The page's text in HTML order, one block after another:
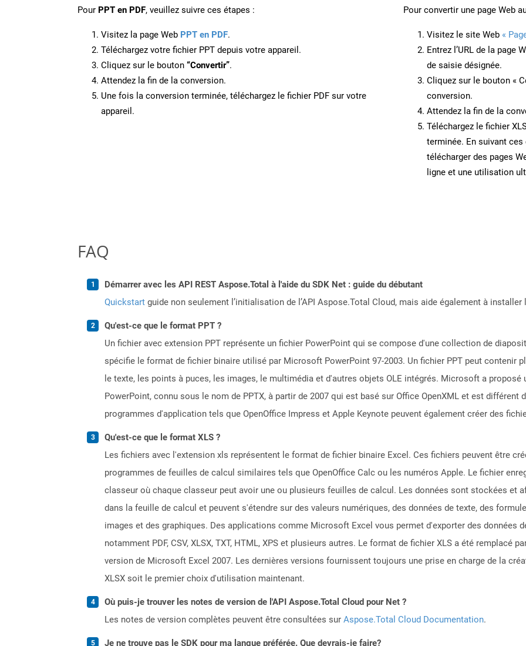
Pour PPT en PDF, veuillez suivre ces étapes :
Visitez la page Web PPT en PDF.
Téléchargez votre fichier PPT depuis votre appareil.
Cliquez sur le bouton “Convertir”.
Attendez la fin de la conversion.
Une fois la conversion terminée, téléchargez le fichier PDF sur votre
appareil.
Pour convertir une page Web
Visitez le site Web «
Entrez l’URL de la page
de saisie désignée.
Cliquez sur le bouton «
conversion.
Attendez la fin de la
Téléchargez le fichier
terminée. En suivant
télécharger des pages
ligne et une utilisation
FAQ
Démarrer avec les API REST Aspose.Total à l'aide du SDK Net : guide du débutant
Quickstart guide non seulement l’initialisation de l’API Aspose.Total Cloud, mais aide également à
Qu'est-ce que le format PPT ?
Un fichier avec extension PPT représente un fichier PowerPoint qui se compose d'une collection de
spécifie le format de fichier binaire utilisé par Microsoft PowerPoint 97-2003. Un fichier PPT peut contenir
le texte, les points à puces, les images, le multimédia et d'autres objets OLE intégrés. Microsoft a
PowerPoint, connu sous le nom de PPTX, à partir de 2007 qui est basé sur Office OpenXML et est
programmes d'application tels que OpenOffice Impress et Apple Keynote peuvent également créer des
Qu'est-ce que le format XLS ?
Les fichiers avec l'extension xls représentent le format de fichier binaire Excel. Ces fichiers peuvent être
programmes de feuilles de calcul similaires tels que OpenOffice Calc ou les numéros Apple. Le fichier
classeur où chaque classeur peut avoir une ou plusieurs feuilles de calcul. Les données sont stockées et
dans la feuille de calcul et peuvent s'étendre sur des valeurs numériques, des données de texte, des
images et des graphiques. Des applications comme Microsoft Excel vous permet d'exporter des données
notamment PDF, CSV, XLSX, TXT, HTML, XPS et plusieurs autres. Le format de fichier XLS a été remplacé
version de Microsoft Excel 2007. Les dernières versions fournissent toujours une prise en charge de la
XLSX soit le premier choix d'utilisation maintenant.
Où puis-je trouver les notes de version de l'API Aspose.Total Cloud pour Net ?
Les notes de version complètes peuvent être consultées sur Aspose.Total Cloud Documentation.
Je ne trouve pas le SDK pour ma langue préférée. Que devrais-je faire?